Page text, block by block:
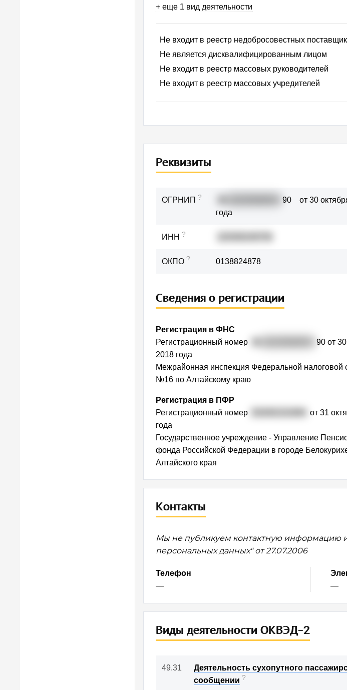
+ еще 1 вид деятельности
Не входит в реестр недобросовестных
Не является дисквалифицированным лицом
Не входит в реестр массовых руководителей
Не входит в реестр массовых учредителей
Реквизиты
ОГРНИП ? 90
от 30
года
ИНН ?
ОКПО ? 0138824878
Сведения о регистрации
Регистрация в ФНС
Регистрационный номер
90 от
2018 года
Межрайонная инспекция Федеральной налоговой
№16 по Алтайскому краю
Регистрация в ПФР
Регистрационный номер
от 31
года
Государственное учреждение - Управление
фонда Российской Федерации в городе
Алтайского края
Контакты
Мы не публикуем контактную информацию
персональных данных" от 27.07.2006
Телефон
—
—
Виды деятельности ОКВЭД-2
49.31
Деятельность сухопутного
сообщении ?